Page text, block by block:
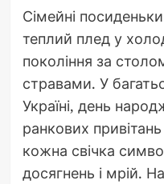
Сімейні
теплий плед у
покоління за
стравами. У
Україні, день
ранкових
кожна свічка
досягнень і мрій.